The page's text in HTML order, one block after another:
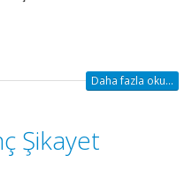
Daha fazla oku...
Şikayet